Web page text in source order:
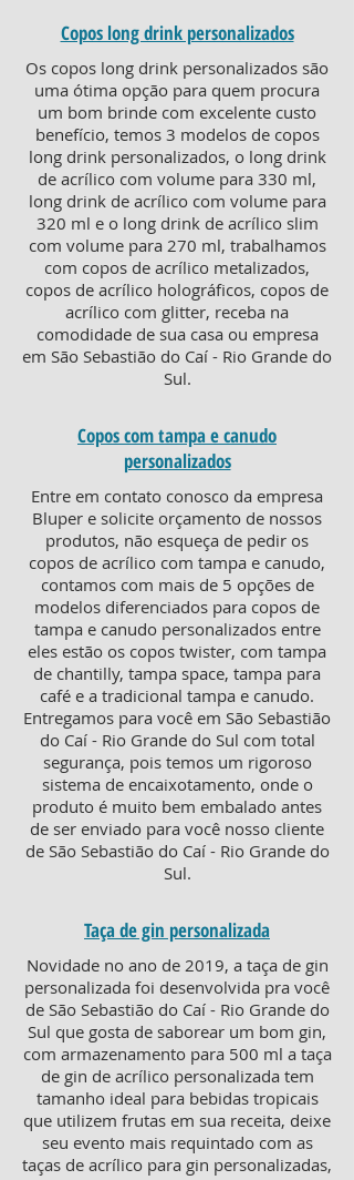
Copos long drink personalizados
Os copos long drink personalizados são
uma ótima opção para quem procura
um bom brinde com excelente custo
benefício, temos 3 modelos de copos
long drink personalizados, o long drink
de acrílico com volume para 330 ml,
long drink de acrílico com volume para
320 ml e o long drink de acrílico slim
com volume para 270 ml, trabalhamos
com copos de acrílico metalizados,
copos de acrílico holográficos, copos de
acrílico com glitter, receba na
comodidade de sua casa ou empresa
em São Sebastião do Caí - Rio Grande do
Sul.
Copos com tampa e canudo
personalizados
Entre em contato conosco da empresa
Bluper e solicite orçamento de nossos
produtos, não esqueça de pedir os
copos de acrílico com tampa e canudo,
contamos com mais de 5 opções de
modelos diferenciados para copos de
tampa e canudo personalizados entre
eles estão os copos twister, com tampa
de chantilly, tampa space, tampa para
café e a tradicional tampa e canudo.
Entregamos para você em São Sebastião
do Caí - Rio Grande do Sul com total
segurança, pois temos um rigoroso
sistema de encaixotamento, onde o
produto é muito bem embalado antes
de ser enviado para você nosso cliente
de São Sebastião do Caí - Rio Grande do
Sul.
Taça de gin personalizada
Novidade no ano de 2019, a taça de gin
personalizada foi desenvolvida pra você
de São Sebastião do Caí - Rio Grande do
Sul que gosta de saborear um bom gin,
com armazenamento para 500 ml a taça
de gin de acrílico personalizada tem
tamanho ideal para bebidas tropicais
que utilizem frutas em sua receita, deixe
seu evento mais requintado com as
taças de acrílico para gin personalizadas,